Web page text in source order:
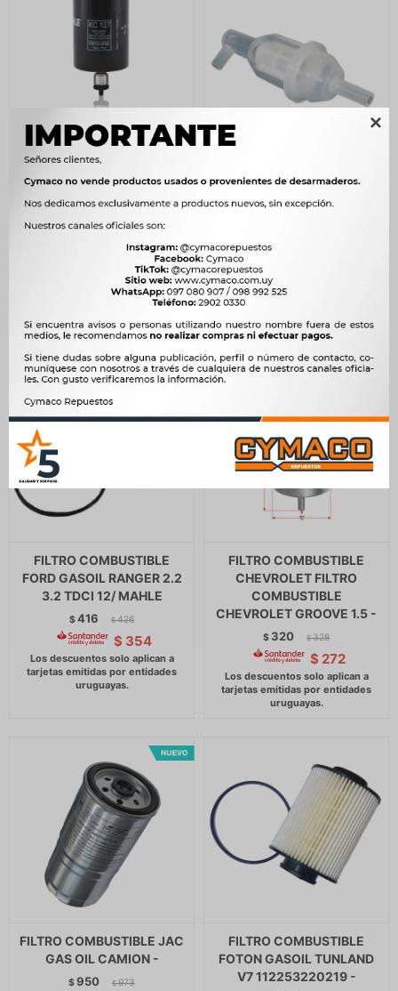

FILTRO COMBUSTIBLE
MERCEDES BENZ GASOIL
VOLKSWAGEN MAHLE
921
FILTRO COMBUSTIBLE -
GASOIL AEREO MB EN L -
FILTRO COMBUSTIBLE
FORD GASOIL RANGER 2.2
3.2 TDCI 12/ MAHLE
$416 $ 426
$ 354
FILTRO COMBUSTIBLE
CHEVROLET FILTRO
COMBUSTIBLE
CHEVROLET GROOVE 1.5 -
$ 320 $ 328
$ 272
FILTRO COMBUSTIBLE JAC
GAS OIL CAMION -
$950 $ 973
FILTRO COMBUSTIBLE
FOTON GASOIL TUNLAND
V7 112253220219 -